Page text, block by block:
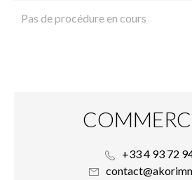
Pas de procédure en cours
+33 4 93 72